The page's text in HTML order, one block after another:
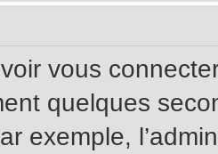
vous
quelques
exemple,